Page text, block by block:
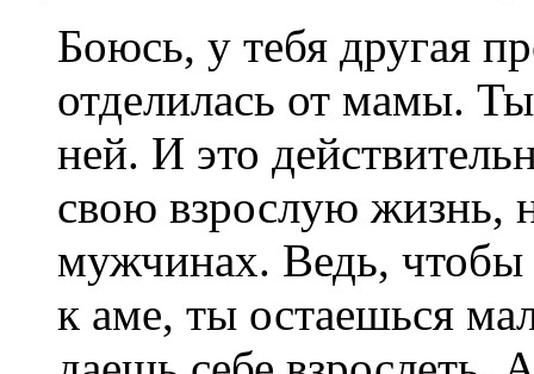
Боюсь, у тебя другая
отделилась от мамы.
ней. И это
свою взрослую жизнь,
мужчинах. Ведь, чтобы
к аме, ты остаешься